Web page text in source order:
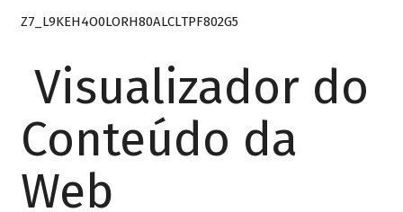
Z7_L9KEH4O0LORH80ALCLTPF802G5
Visualizador do
Conteúdo da
Web